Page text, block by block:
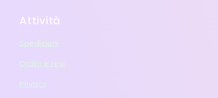
Attività
Spedizioni
Ordini e resi
Privacy